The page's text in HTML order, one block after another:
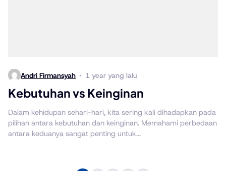
Andri Firmansyah 1 year yang lalu
Kebutuhan vs Keinginan
Dalam kehidupan sehari-hari, kita sering kali dihadapkan pada
pilihan antara kebutuhan dan keinginan. Memahami perbedaan
antara keduanya sangat penting untuk...